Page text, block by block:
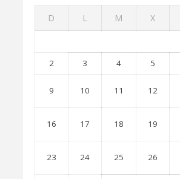
D L M X
2
3 4 5
9 10 11 12
16 17 18 19
23 24 25 26